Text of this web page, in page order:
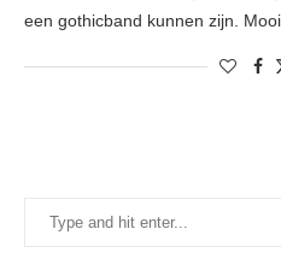
een gothicband kunnen zijn.